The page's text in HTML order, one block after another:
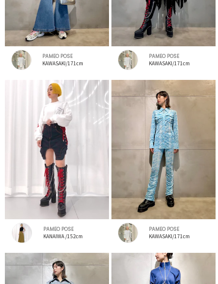
PAMEO POSE
KAWASAKI/171cm
PAMEO POSE
KAWASAKI/171cm
PAMEO POSE
KANAIWA /152cm
PAMEO POSE
KAWASAKI/171cm